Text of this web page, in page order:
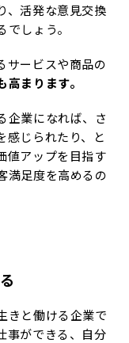
、活発な意見交換
しょう。
サービスや商品の
高まります。
企業になれば、さ
感じられたり、と
値アップを目指す
満足度を高めるの
きと働ける企業で
事ができる、自分